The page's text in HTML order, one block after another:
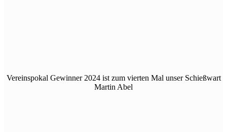
Vereinspokal Gewinner 2024 ist zum vierten Mal unser Schießwart
Martin Abel